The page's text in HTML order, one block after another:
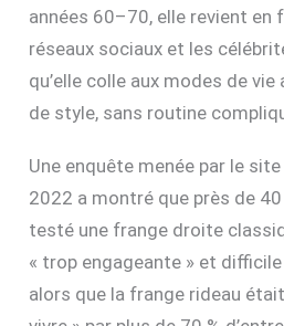
années 60–70, elle revient en
réseaux sociaux et les
qu’elle colle aux modes de
de style, sans routine
Une enquête menée par le
2022 a montré que près de
testé une frange droite
« trop engageante » et
alors que la frange rideau